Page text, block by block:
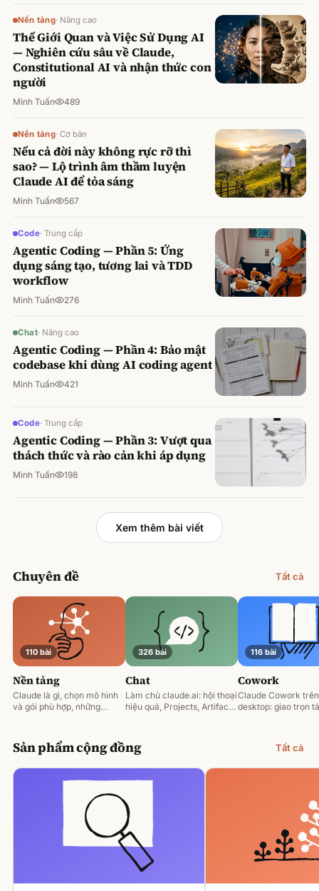
Nền tảng· Nâng cao
Thế Giới Quan và Việc Sử Dụng AI
— Nghiên cứu sâu về Claude,
Constitutional AI và nhận thức con
người
Minh Tuấn 489
Nền tảng· Cơ bản
Nếu cả đời này không rực rỡ thì
sao? — Lộ trình âm thầm luyện
Claude AI để tỏa sáng
Minh Tuấn 567
Code· Trung cấp
Agentic Coding — Phần 5: Ứng
dụng sáng tạo, tương lai và TDD
workflow
Minh Tuấn 276
Chat· Nâng cao
Agentic Coding — Phần 4: Bảo mật
codebase khi dùng AI coding agent
Minh Tuấn 421
Code· Trung cấp
Agentic Coding — Phần 3: Vượt qua
thách thức và rào cản khi áp dụng
Minh Tuấn 198
Xem thêm bài viết
Chuyên đề Tất cả
110 bài
Nền tảng
Claude là gì, chọn mô hình
và gói phù hợp, những
326 bài
Chat
Làm chủ claude.ai: hội thoại
hiệu quả, Projects, Artifacts
116 bài
Cowork
Claude Cowork trên
desktop: giao trọn
Sản phẩm cộng đồng Tất cả